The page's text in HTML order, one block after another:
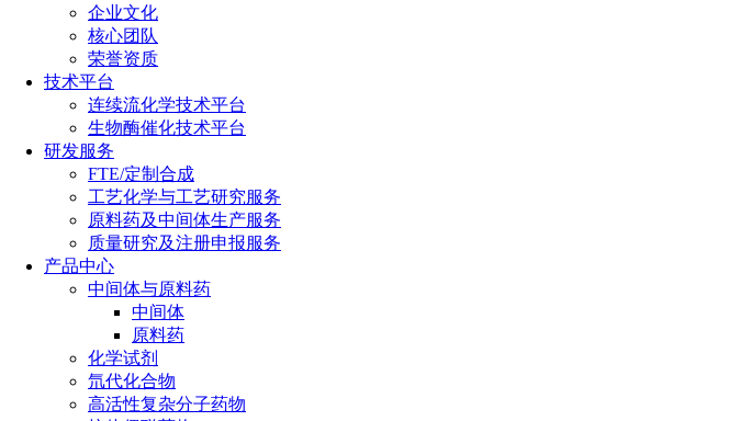
企业文化
核心团队
荣誉资质
技术平台
连续流化学技术平台
生物酶催化技术平台
研发服务
FTE/定制合成
工艺化学与工艺研究服务
原料药及中间体生产服务
质量研究及注册申报服务
产品中心
中间体与原料药
中间体
原料药
化学试剂
氘代化合物
高活性复杂分子药物